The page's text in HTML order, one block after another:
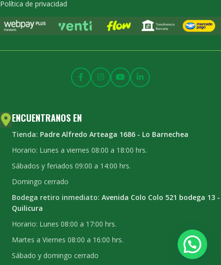
Política de privacidad
ENCUENTRANOS EN
Tienda: Padre Alfredo Arteaga 1686 - Lo Barnechea
Horario: Lunes a viernes 08:00 a 18:00 hrs.
Sábados y feriados 09:00 a 14:00 hrs.
Domingo cerrado
Bodega retiro inmediato: Avenida Colo Colo 521 bodega 13 -
Quilicura
Horario: Lunes 08:00 a 17:00 hrs.
Martes a Viernes 08:00 a 16:00 hrs.
Sábado y domingo cerrado